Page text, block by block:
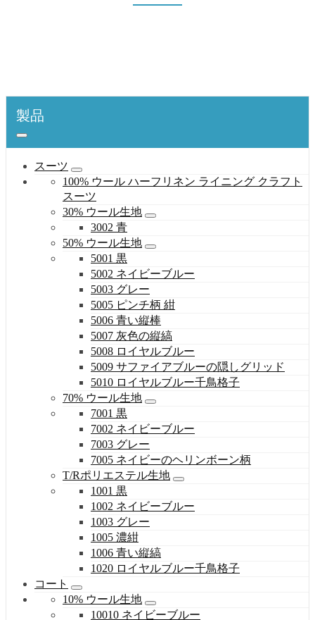
製品
スーツ
100% ウール ハーフリネン ライニング クラフト
スーツ
30% ウール生地
3002 青
50% ウール生地
5001 黒
5002 ネイビーブルー
5003 グレー
5005 ピンチ柄 紺
5006 青い縦棒
5007 灰色の縦縞
5008 ロイヤルブルー
5009 サファイアブルーの隠しグリッド
5010 ロイヤルブルー千鳥格子
70% ウール生地
7001 黒
7002 ネイビーブルー
7003 グレー
7005 ネイビーのヘリンボーン柄
T/Rポリエステル生地
1001 黒
1002 ネイビーブルー
1003 グレー
1005 濃紺
1006 青い縦縞
1020 ロイヤルブルー千鳥格子
コート
10% ウール生地
10010 ネイビーブルー